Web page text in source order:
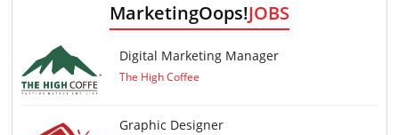
MarketingOops!JOBS
Digital Marketing Manager
The High Coffee
Graphic Designer